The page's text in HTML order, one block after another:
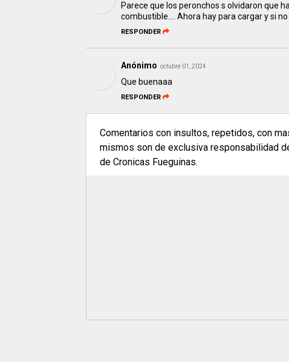
Parece que los peronchos s olvidaron que
combustible.... Ahora hay para cargar y si
RESPONDER
Anónimo octubre 01, 2024
Que buenaaa
RESPONDER
Comentarios con insultos, repetidos, con
mismos son de exclusiva responsabilidad
de Cronicas Fueguinas.